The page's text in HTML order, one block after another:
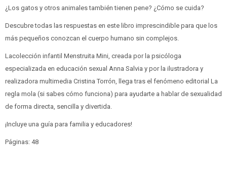
¿Los gatos y otros animales también tienen pene? ¿Cómo se cuida?
Descubre todas las respuestas en este libro imprescindible para que los
más pequeños conozcan el cuerpo humano sin complejos.
Lacolección infantil Menstruita Mini, creada por la psicóloga
especializada en educación sexual Anna Salvia y por la ilustradora y
realizadora multimedia Cristina Torrón, llega tras el fenómeno editorial La
regla mola (si sabes cómo funciona) para ayudarte a hablar de sexualidad
de forma directa, sencilla y divertida.
¡Incluye una guía para familia y educadores!
Páginas: 48